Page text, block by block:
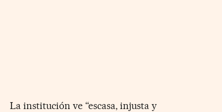
La institución ve “escasa, injusta y